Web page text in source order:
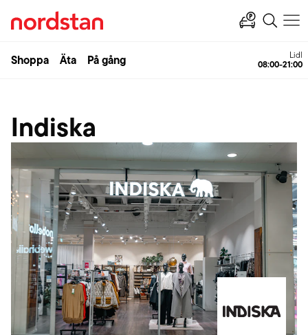
Shoppa Äta På gång Lidl
08:00-21:00
Indiska